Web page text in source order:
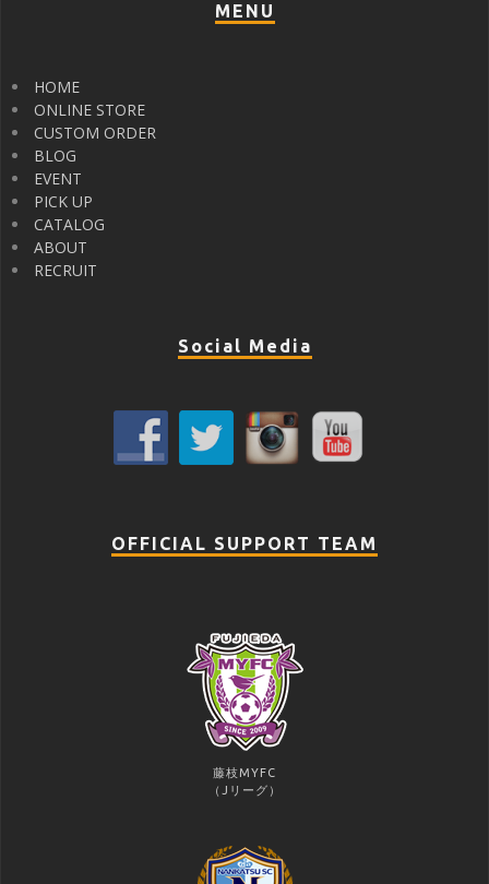
MENU
HOME
ONLINE STORE
CUSTOM ORDER
BLOG
EVENT
PICK UP
CATALOG
ABOUT
RECRUIT
Social Media
OFFICIAL SUPPORT TEAM
藤枝MYFC
（Jリーグ）